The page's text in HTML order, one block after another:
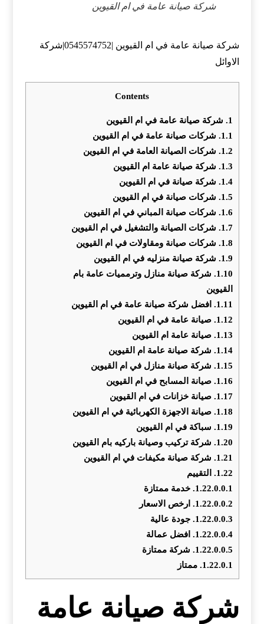
شركة صيانة عامة في ام القيوين
شركة صيانة عامة في ام القيوين |0545574752|شركة
الاوائل
Contents
1. شركة صيانة عامة في ام القيوين
1.1. شركات صيانة عامة في ام القيوين
1.2. شركات الصيانة العامة في ام القيوين
1.3. شركة صيانة عامة ام القيوين
1.4. شركة صيانة في ام القيوين
1.5. شركات صيانة في ام القيوين
1.6. شركات صيانة المباني في ام القيوين
1.7. شركات الصيانة والتشغيل في ام القيوين
1.8. شركات صيانة ومقاولات في ام القيوين
1.9. شركة صيانة منزليه في ام القيوين
1.10. شركة صيانة منازل وترمميات عامة بام
القيوين
1.11.
افضل شركة صيانة عامة في ام القيوين
1.12. صيانة عامة في ام القيوين
1.13. صيانة عامة ام القيوين
1.14. شركة صيانة عامة ام القيوين
1.15. شركة صيانة منازل في ام القيوين
1.16. صيانة المسابح في ام القيوين
1.17. صيانة خزانات في ام القيوين
1.18. صيانة الاجهزة الكهربائية في ام القيوين
1.19. سباكة في ام القيوين
1.20. شركة تركيب وصيانة باركيه بام القيوين
1.21. شركة صيانة مكيفات في ام القيوين
1.22.
التقييم
1.22.0.0.1. خدمة ممتازة
1.22.0.0.2.
ارخص الاسعار
1.22.0.0.3. جودة عالية
1.22.0.0.4.
افضل عمالة
1.22.0.0.5. شركة ممتازة
1.22.0.1. ممتاز
شركة صيانة عامة